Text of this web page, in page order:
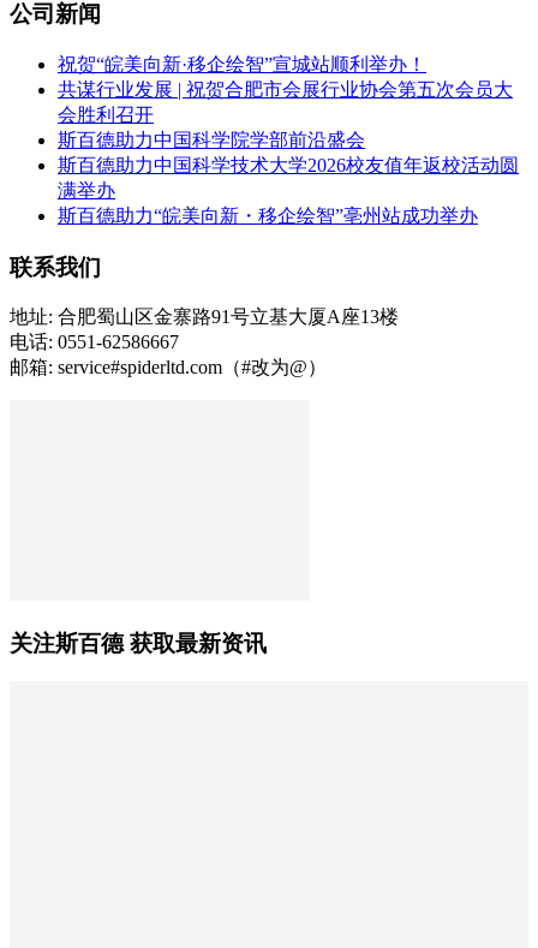
公司新闻
祝贺“皖美向新·移企绘智”宣城站顺利举办！
共谋行业发展 | 祝贺合肥市会展行业协会第五次会员大
会胜利召开
斯百德助力中国科学院学部前沿盛会
斯百德助力中国科学技术大学2026校友值年返校活动圆
满举办
斯百德助力“皖美向新・移企绘智”亳州站成功举办
联系我们
地址: 合肥蜀山区金寨路91号立基大厦A座13楼
电话: 0551-62586667
邮箱: service#spiderltd.com（#改为@）
关注斯百德 获取最新资讯